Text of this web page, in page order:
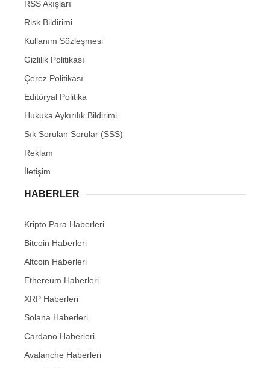
RSS Akışları
Risk Bildirimi
Kullanım Sözleşmesi
Gizlilik Politikası
Çerez Politikası
Editöryal Politika
Hukuka Aykırılık Bildirimi
Sık Sorulan Sorular (SSS)
Reklam
İletişim
HABERLER
Kripto Para Haberleri
Bitcoin Haberleri
Altcoin Haberleri
Ethereum Haberleri
XRP Haberleri
Solana Haberleri
Cardano Haberleri
Avalanche Haberleri